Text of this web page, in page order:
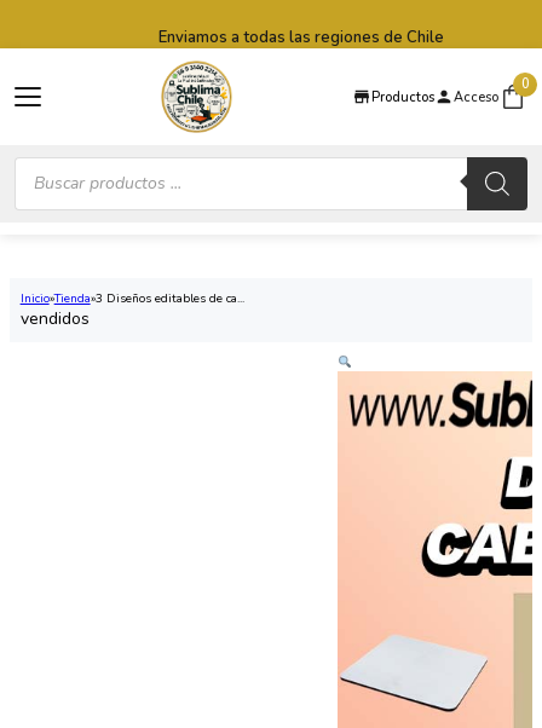
Productos Acceso
0
Búsqueda
productos
Enviamos a todas las regiones de Chile
Inicio Tienda 3 Diseños editables de ca...
vendidos